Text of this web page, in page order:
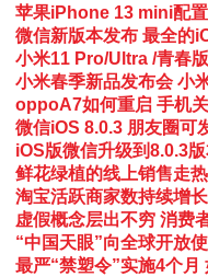
苹果iPhone 13 mini配
微信新版本发布 最全的
小米11 Pro/Ultra /青春
小米春季新品发布会 小
oppoA7如何重启 手机
微信iOS 8.0.3 朋友圈可
iOS版微信升级到8.0.3
鲜花绿植的线上销售走
淘宝活跃商家数持续增
虚假概念层出不穷 消费
“中国天眼”向全球开放
最严“禁塑令”实施4个月